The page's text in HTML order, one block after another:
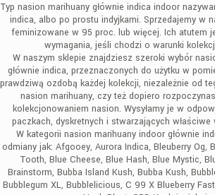
Typ nasion marihuany głównie indica indoor
indica, albo po prostu indyjkami. Sprzedajemy w
feminizowane w 95 proc. lub więcej. Ich atutem
wymagania, jeśli chodzi o warunki
W naszym sklepie znajdziesz szeroki wybór
głównie indica, przeznaczonych do użytku w
prawdziwą ozdobą każdej kolekcji, niezależnie od
nasion marihuany, czy też dopiero
kolekcjonowaniem nasion. Wysyłamy je w
paczkach, dyskretnych i stwarzających
W kategorii nasion marihuany indoor głównie
odmiany jak: Afgooey, Aurora Indica, Bleuberry Og,
Tooth, Blue Cheese, Blue Hash, Blue Mystic,
Brainstorm, Bubba Island Kush, Bubba Kush,
Bubblegum XL, Bubblelicious, C 99 X Blueberry